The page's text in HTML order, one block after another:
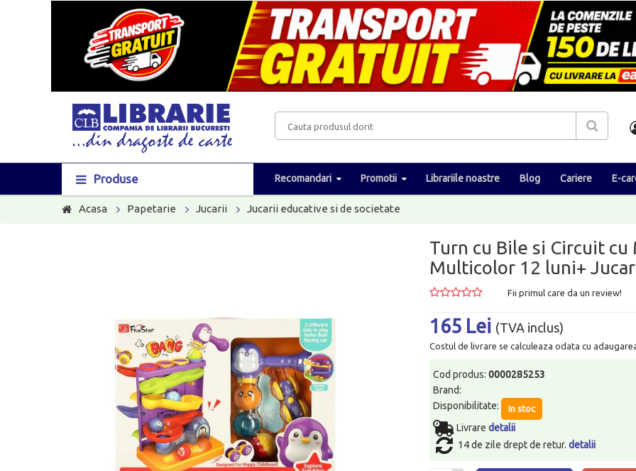
Produse Recomandari Promotii Librariile noastre Blog Cariere E-
Acasa Papetarie Jucarii Jucarii educative si de societate
Turn cu Bile si Circuit
Multicolor 12 luni+
Fii primul care da un review!
165 Lei (TVA inclus)
Costul de livrare se calculeaza odata cu
Cod produs:0000285253
Brand:
Disponibilitate:
In stoc
Livraredetalii
14 de zile drept de retur.detalii